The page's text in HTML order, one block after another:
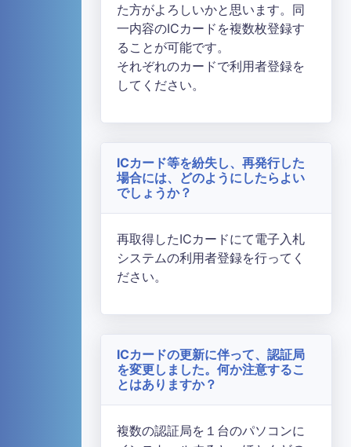
た方がよろしいかと思います。同
一内容のICカードを複数枚登録す
ることが可能です。
それぞれのカードで利用者登録を
してください。
ICカード等を紛失し、再発行した
場合には、どのようにしたらよい
でしょうか？
再取得したICカードにて電子入札
システムの利用者登録を行ってく
ださい。
ICカードの更新に伴って、認証局
を変更しました。何か注意するこ
とはありますか？
複数の認証局を１台のパソコンに